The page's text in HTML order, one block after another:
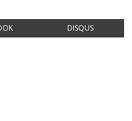
DISQUS